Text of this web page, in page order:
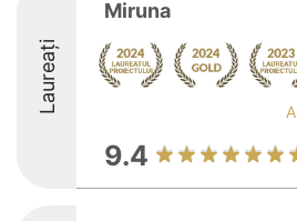
Laureați
Miruna
9.4